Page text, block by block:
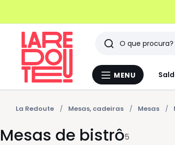
Menu
MENU
Pesquisar
Últimos
artigos
vistos
La Redoute Mesas, cadeiras Mesas
Mesas de bistrô5